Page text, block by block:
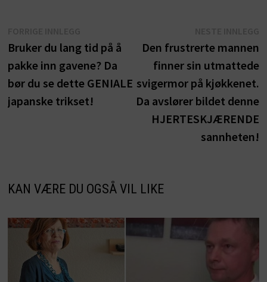
innlegg:
Bruker du lang tid på å
pakke inn gavene? Da
bør du se dette GENIALE
japanske trikset!
Den frustrerte mannen
finner sin utmattede
svigermor på kjøkkenet.
Da avslører bildet denne
HJERTESKJÆRENDE
sannheten!
KAN VÆRE DU OGSÅ VIL LIKE